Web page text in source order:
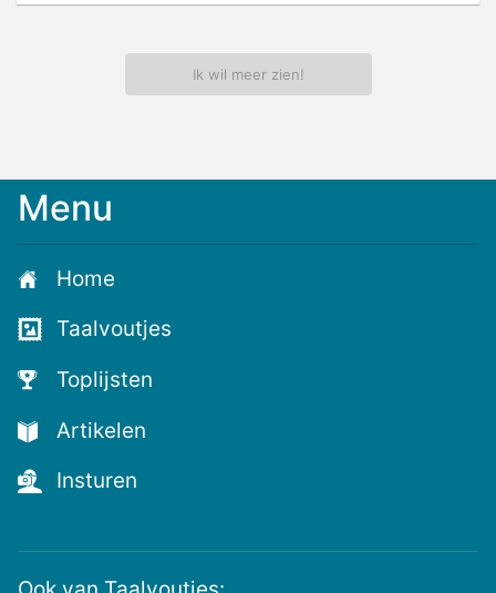
Ik wil meer zien!
Meld
voor
de
nieuwste
voutjes
en
de
voutste
nieuwtjes!
Menu
Home
Taalvoutjes
Toplijsten
Artikelen
Insturen